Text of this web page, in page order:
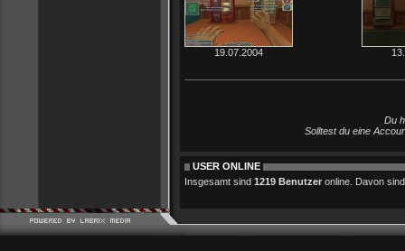
19.07.2004
Du
Solltest du eine
USER ONLINE
Insgesamt sind 1219 Benutzer online. Davon